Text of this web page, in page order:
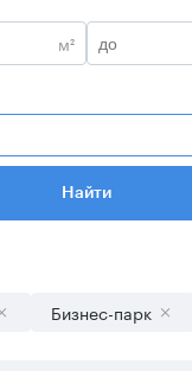
м²
Найти
Бизнес-парк